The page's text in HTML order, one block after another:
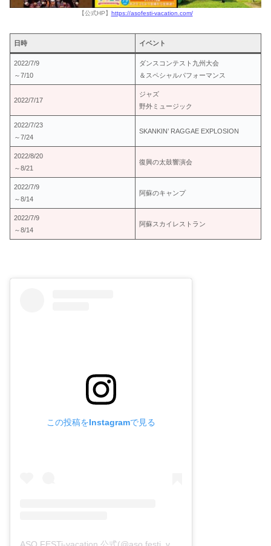
【公式HP】 https://asofesti-vacation.com/
日時 イベント
2022/7/9
～7/10
ダンスコンテスト九州大会
＆スペシャルパフォーマンス
2022/7/17
ジャズ
野外ミュージック
2022/7/23
～7/24
SKANKIN’ RAGGAE EXPLOSION
2022/8/20
～8/21
復興の太鼓響演会
2022/7/9
～8/14
阿蘇のキャンプ
2022/7/9
～8/14
阿蘇スカイレストラン
この投稿をInstagramで見る